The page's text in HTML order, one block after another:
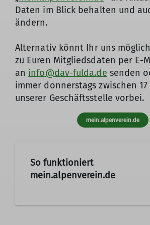
Daten im Blick behalten und
ändern.
Alternativ könnt Ihr uns
zu Euren Mitgliedsdaten per E-
an info@dav-fulda.de senden
immer donnerstags zwischen
unserer Geschäftsstelle vorbei.
mein.alpenverein.de
So funktioniert
mein.alpenverein.de